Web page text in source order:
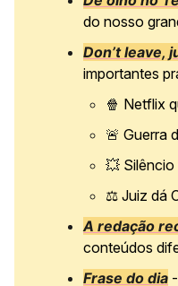
do nosso
Don’t leave,
importantes
🍿 Netflix
🚨 Guerra
💥
⚖️ Juiz dá
A redação
conteúdos
Frase do dia